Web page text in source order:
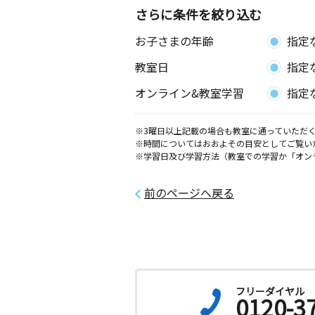
さらに条件を絞り込む
お子さまの年齢
指定
教室日
指定
オンライン&教室学習
指定
※3曜日以上記載の場合も教室に通っていただ
※時間についてはおおよその目安としてご覧
※学習日及び学習方法（教室での学習か「オ
前のページへ戻る
フリーダイヤル
0120-